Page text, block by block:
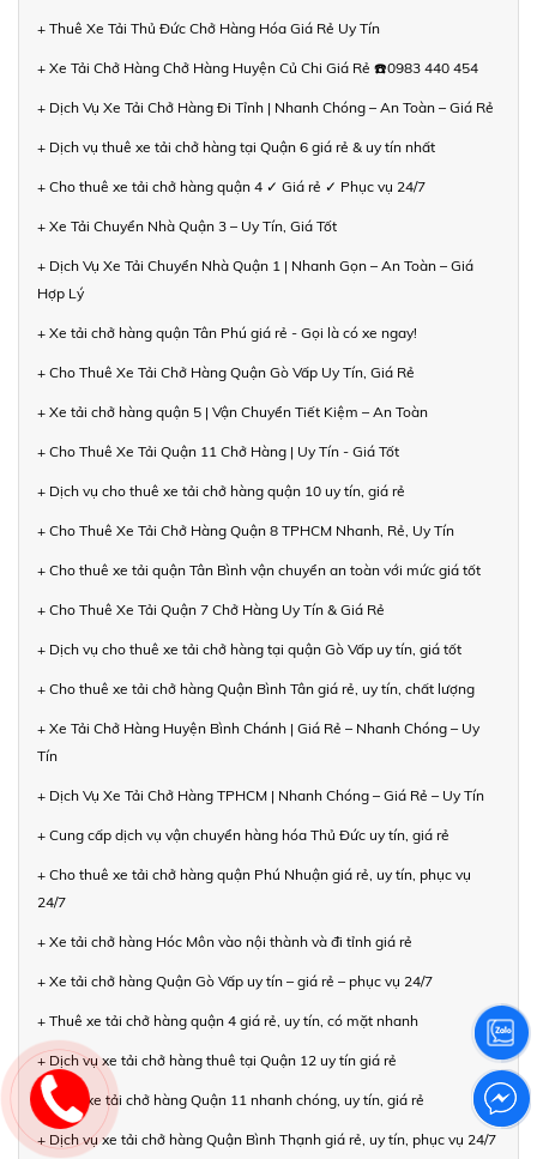
+ Thuê Xe Tải Thủ Đức Chở Hàng Hóa Giá Rẻ Uy Tín
+ Xe Tải Chở Hàng Chở Hàng Huyện Củ Chi Giá Rẻ ☎️0983 440 454
+ Dịch Vụ Xe Tải Chở Hàng Đi Tỉnh | Nhanh Chóng – An Toàn – Giá Rẻ
+ Dịch vụ thuê xe tải chở hàng tại Quận 6 giá rẻ & uy tín nhất
+ Cho thuê xe tải chở hàng quận 4 ✓ Giá rẻ ✓ Phục vụ 24/7
+ Xe Tải Chuyển Nhà Quận 3 – Uy Tín, Giá Tốt
+ Dịch Vụ Xe Tải Chuyển Nhà Quận 1 | Nhanh Gọn – An Toàn – Giá
Hợp Lý
+ Xe tải chở hàng quận Tân Phú giá rẻ - Gọi là có xe ngay!
+ Cho Thuê Xe Tải Chở Hàng Quận Gò Vấp Uy Tín, Giá Rẻ
+ Xe tải chở hàng quận 5 | Vận Chuyển Tiết Kiệm – An Toàn
+ Cho Thuê Xe Tải Quận 11 Chở Hàng | Uy Tín - Giá Tốt
+ Dịch vụ cho thuê xe tải chở hàng quận 10 uy tín, giá rẻ
+ Cho Thuê Xe Tải Chở Hàng Quận 8 TPHCM Nhanh, Rẻ, Uy Tín
+ Cho thuê xe tải quận Tân Bình vận chuyển an toàn với mức giá tốt
+ Cho Thuê Xe Tải Quận 7 Chở Hàng Uy Tín & Giá Rẻ
+ Dịch vụ cho thuê xe tải chở hàng tại quận Gò Vấp uy tín, giá tốt
+ Cho thuê xe tải chở hàng Quận Bình Tân giá rẻ, uy tín, chất lượng
+ Xe Tải Chở Hàng Huyện Bình Chánh | Giá Rẻ – Nhanh Chóng – Uy
Tín
+ Dịch Vụ Xe Tải Chở Hàng TPHCM | Nhanh Chóng – Giá Rẻ – Uy Tín
+ Cung cấp dịch vụ vận chuyển hàng hóa Thủ Đức uy tín, giá rẻ
+ Cho thuê xe tải chở hàng quận Phú Nhuận giá rẻ, uy tín, phục vụ
24/7
+ Xe tải chở hàng Hóc Môn vào nội thành và đi tỉnh giá rẻ
+ Xe tải chở hàng Quận Gò Vấp uy tín – giá rẻ – phục vụ 24/7
+ Thuê xe tải chở hàng quận 4 giá rẻ, uy tín, có mặt nhanh
+ Dịch vụ xe tải chở hàng thuê tại Quận 12 uy tín giá rẻ
+ Thuê xe tải chở hàng Quận 11 nhanh chóng, uy tín, giá rẻ
+ Dịch vụ xe tải chở hàng Quận Bình Thạnh giá rẻ, uy tín, phục vụ 24/7